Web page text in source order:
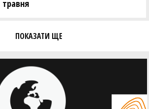
травня
ПОКАЗАТИ ЩЕ